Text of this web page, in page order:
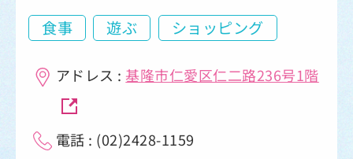
食事 遊ぶ ショッピング
アドレス : 基隆市仁愛区仁二路236号1階
電話 : (02)2428-1159